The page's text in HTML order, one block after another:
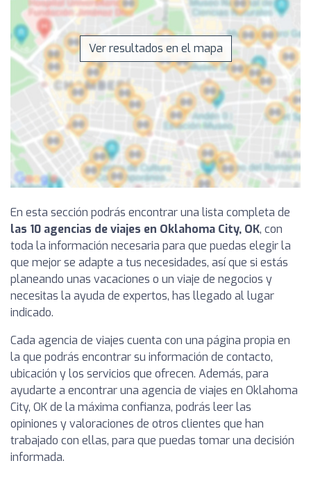
Ver resultados en el mapa
En esta sección podrás encontrar una lista completa de
las 10 agencias de viajes en Oklahoma City, OK, con
toda la información necesaria para que puedas elegir la
que mejor se adapte a tus necesidades, así que si estás
planeando unas vacaciones o un viaje de negocios y
necesitas la ayuda de expertos, has llegado al lugar
indicado.
Cada agencia de viajes cuenta con una página propia en
la que podrás encontrar su información de contacto,
ubicación y los servicios que ofrecen. Además, para
ayudarte a encontrar una agencia de viajes en Oklahoma
City, OK de la máxima confianza, podrás leer las
opiniones y valoraciones de otros clientes que han
trabajado con ellas, para que puedas tomar una decisión
informada.